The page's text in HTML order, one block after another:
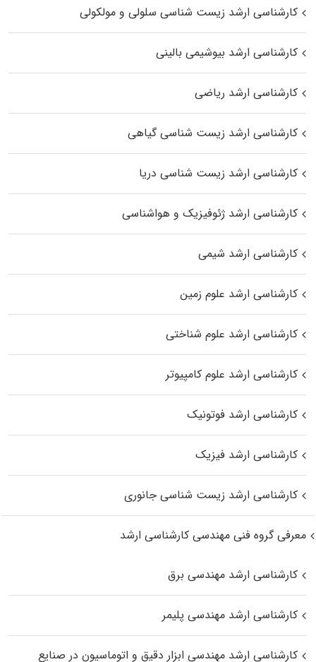
کارشناسی ارشد زیست شناسی سلولی و مولکولی
کارشناسی ارشد بیوشیمی بالینی
کارشناسی ارشد ریاضی
کارشناسی ارشد زیست‌ شناسی گیاهی
کارشناسی ارشد زیست‌ شناسی دریا
کارشناسی ارشد ژئوفیزیک و هواشناسی
کارشناسی ارشد شیمی
کارشناسی ارشد علوم زمین
کارشناسی ارشد علوم شناختی
کارشناسی ارشد علوم کامپیوتر
کارشناسی ارشد فوتونیک
کارشناسی ارشد فیزیک
کارشناسی ارشد زیست‌ شناسی جانوری
معرفی گروه فنی مهندسی کارشناسی ارشد
کارشناسی ارشد مهندسی برق
کارشناسی ارشد مهندسی پلیمر
کارشناسی ارشد مهندسی ابزار دقیق و اتوماسیون در صنایع